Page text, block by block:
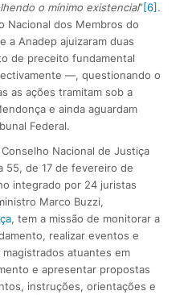
o mínimo existencial”[6] .
Nacional dos Membros do
a Anadep ajuizaram duas
de preceito fundamental
—, questionando o
as ações tramitam sob a
e ainda aguardam
Federal.
Nacional de Justiça
55, de 17 de fevereiro de
integrado por 24 juristas
Marco Buzzi,
, tem a missão de monitorar a
realizar eventos e
atuantes em
e apresentar propostas
instruções, orientações e